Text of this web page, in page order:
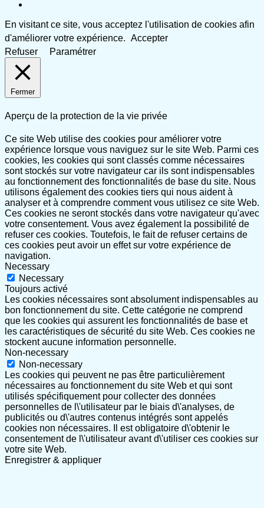
En visitant ce site, vous acceptez l'utilisation de cookies afin
d'améliorer votre expérience. Accepter
Refuser
Paramétrer
Fermer
Aperçu de la protection de la vie privée
Ce site Web utilise des cookies pour améliorer votre
expérience lorsque vous naviguez sur le site Web. Parmi ces
cookies, les cookies qui sont classés comme nécessaires
sont stockés sur votre navigateur car ils sont indispensables
au fonctionnement des fonctionnalités de base du site. Nous
utilisons également des cookies tiers qui nous aident à
analyser et à comprendre comment vous utilisez ce site Web.
Ces cookies ne seront stockés dans votre navigateur qu'avec
votre consentement. Vous avez également la possibilité de
refuser ces cookies. Toutefois, le fait de refuser certains de
ces cookies peut avoir un effet sur votre expérience de
navigation.
Necessary
Necessary
Toujours activé
Les cookies nécessaires sont absolument indispensables au
bon fonctionnement du site. Cette catégorie ne comprend
que les cookies qui assurent les fonctionnalités de base et
les caractéristiques de sécurité du site Web. Ces cookies ne
stockent aucune information personnelle.
Non-necessary
Non-necessary
Les cookies qui peuvent ne pas être particulièrement
nécessaires au fonctionnement du site Web et qui sont
utilisés spécifiquement pour collecter des données
personnelles de l\'utilisateur par le biais d\'analyses, de
publicités ou d\'autres contenus intégrés sont appelés
cookies non nécessaires. Il est obligatoire d\'obtenir le
consentement de l\'utilisateur avant d\'utiliser ces cookies sur
votre site Web.
Enregistrer & appliquer